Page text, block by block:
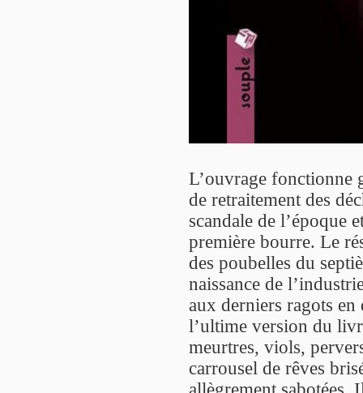
L’ouvrage fonctionne
de retraitement des
scandale de l’époque
première bourre. Le
des poubelles du
naissance de
aux derniers ragots en
l’ultime version du
meurtres, viols,
carrousel de rêves